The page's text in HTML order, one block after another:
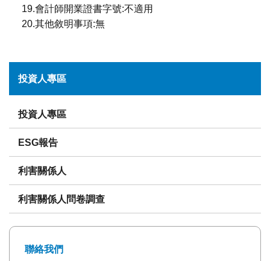
投資人專區
投資人專區
ESG報告
利害關係人
利害關係人問卷調查
聯絡我們
19.會計師開業證書字號:不適用
20.其他敘明事項:無